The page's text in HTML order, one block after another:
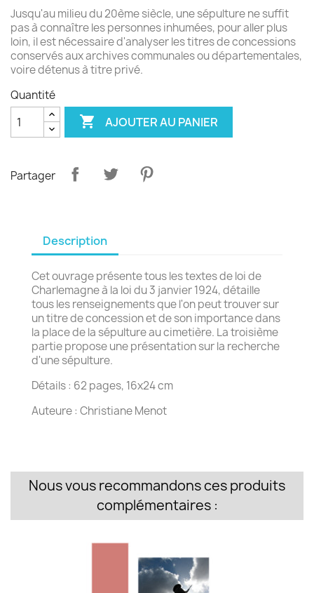
Jusqu'au milieu du 20ème siècle, une sépulture ne suffit
pas à connaître les personnes inhumées, pour aller plus
loin, il est nécessaire d'analyser les titres de concessions
conservés aux archives communales ou départementales,
voire détenus à titre privé.
Quantité
 AJOUTER AU PANIER
Partager
Description
Cet ouvrage présente tous les textes de loi de
Charlemagne à la loi du 3 janvier 1924, détaille
tous les renseignements que l'on peut trouver sur
un titre de concession et de son importance dans
la place de la sépulture au cimetière. La troisième
partie propose une présentation sur la recherche
d'une sépulture.
Détails : 62 pages, 16x24 cm
Auteure : Christiane Menot
Nous vous recommandons ces produits
complémentaires :